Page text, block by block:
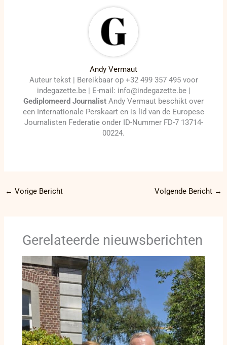
Andy Vermaut
Auteur tekst | Bereikbaar op +32 499 357 495 voor
indegazette.be | E-mail: info@indegazette.be |
Gediplomeerd Journalist Andy Vermaut beschikt over
een Internationale Perskaart en is lid van de Europese
Journalisten Federatie onder ID-Nummer FD-7 13714-
00224.
← Vorige Bericht Volgende Bericht →
Gerelateerde nieuwsberichten